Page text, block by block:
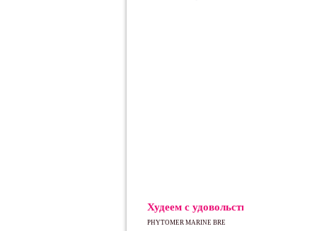
Худеем с удовольствием
PHYTOMER MARINE BREEZE